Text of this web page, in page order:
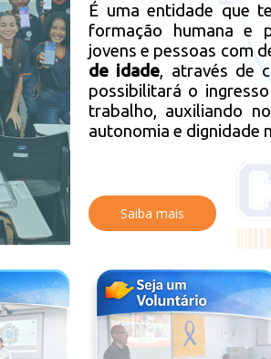
É uma entidade que
formação humana e
jovens e pessoas com
de idade, através de
possibilitará o
trabalho, auxiliando
autonomia e dignidade
Saiba mais